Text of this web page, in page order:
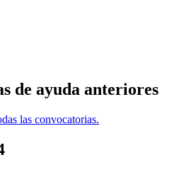
de ayuda anteriores
las convocatorias.